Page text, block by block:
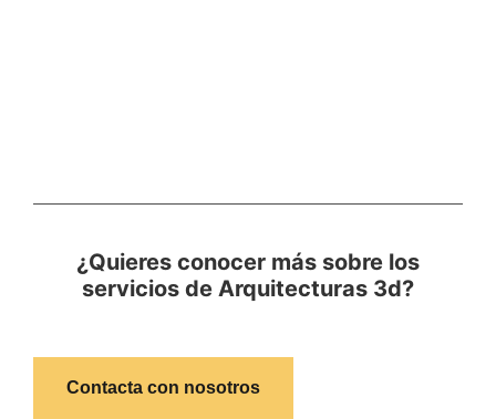
¿Quieres conocer más sobre los
servicios de Arquitecturas 3d?
Contacta con nosotros